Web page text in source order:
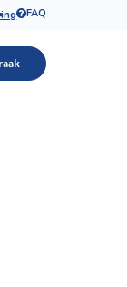
FAQ